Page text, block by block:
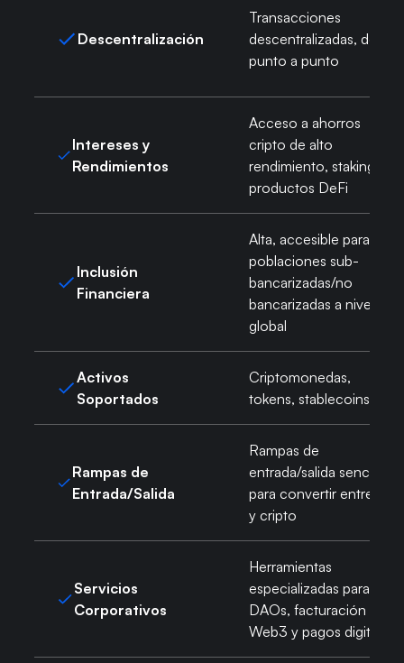
Descentralización
Transacciones
descentralizadas, de
punto a punto
Intereses y
Rendimientos
Acceso a ahorros
cripto de alto
rendimiento, staking y
productos DeFi
Inclusión
Financiera
Alta, accesible para
poblaciones sub-
bancarizadas/no
bancarizadas a nivel
global
Activos
Soportados
Criptomonedas,
tokens, stablecoins
Rampas de
Entrada/Salida
Rampas de
entrada/salida sencillos
para convertir entre fiat
y cripto
Servicios
Corporativos
Herramientas
especializadas para
DAOs, facturación
Web3 y pagos digitales